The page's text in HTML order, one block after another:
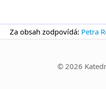
Za obsah zodpovídá: Petra
© 2026